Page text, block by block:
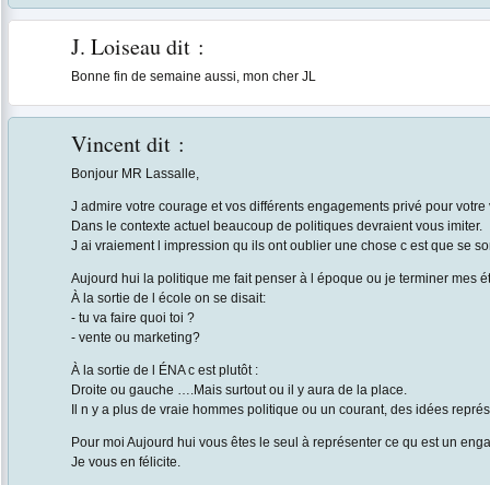
J. Loiseaudit :
Bonne fin de semaine aussi, mon cher JL
Vincentdit :
Bonjour MR Lassalle,
J admire votre courage et vos différents engagements privé pour
Dans le contexte actuel beaucoup de politiques devraient vous imiter.
J ai vraiement l impression qu ils ont oublier une chose c est que se
Aujourd hui la politique me fait penser à l époque ou je terminer mes
À la sortie de l école on se disait:
- tu va faire quoi toi ?
- vente ou marketing?
À la sortie de l ÉNA c est plutôt :
Droite ou gauche ….Mais surtout ou il y aura de la place.
Il n y a plus de vraie hommes politique ou un courant, des idées
Pour moi Aujourd hui vous êtes le seul à représenter ce qu est un
Je vous en félicite.